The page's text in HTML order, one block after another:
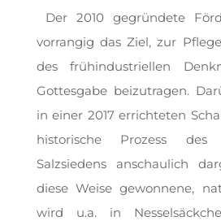
Der 2010 gegründete
vorrangig das Ziel, zur
des frühindustriellen
Gottesgabe beizutragen.
in einer 2017 errichteten
historische Prozess des
Salzsiedens anschaulich
diese Weise gewonnene,
wird u.a. in